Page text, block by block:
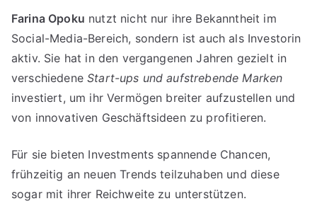
Farina Opoku nutzt nicht nur ihre Bekanntheit im
Social-Media-Bereich, sondern ist auch als Investorin
aktiv. Sie hat in den vergangenen Jahren gezielt in
verschiedeneStart-ups und aufstrebende Marken
investiert, um ihr Vermögen breiter aufzustellen und
von innovativen Geschäftsideen zu profitieren.
Für sie bieten Investments spannende Chancen,
frühzeitig an neuen Trends teilzuhaben und diese
sogar mit ihrer Reichweite zu unterstützen.